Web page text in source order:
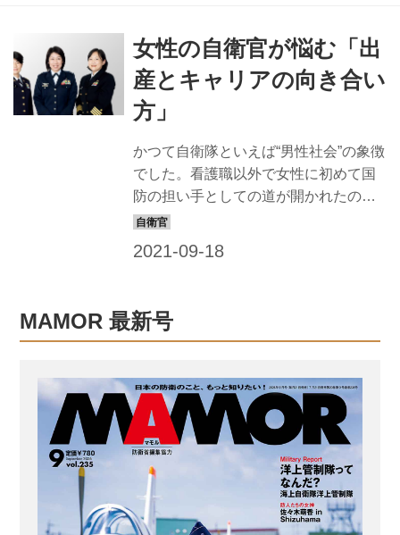
犬を一括購入し、警備犬を配備する全
国の空自基地に配分しているのだ。 入
間間基地に入隊した警備犬は、1、2年
かけてさまざまな訓練を行いながら、
格検定」をパスすることで一人前にな
るのである。 そんな入間基地の警備犬
管理班は、自衛隊警備犬の訓練のほ
か、全国の基地に配備されている警備
犬を扱う...
女性の自衛官が悩む「出
産とキャリアの向き合い
方」
かつて自衛隊といえば“男性社会”の象徴
でした。看護職以外で女性に初めて国
防の担い手としての道が開かれたのは
1974年。防衛大学校が女子学生を受け
ました。彼女たちが一様に口にするの
は、「私はイチ自衛官」。そう、国防
ことなのです。 そんな女性の自衛官と
してトップキャリアの道を走る陸・
海・空の3人が集結し、本音のトークを
繰り広げてくれた。そこから見えてく
る女性特有の苦労と努力の歴史、そし
て国を守るべく存在する、自衛官の今
の姿とは？ 前編では、女性が自衛官と
し...
MAMOR 最新号